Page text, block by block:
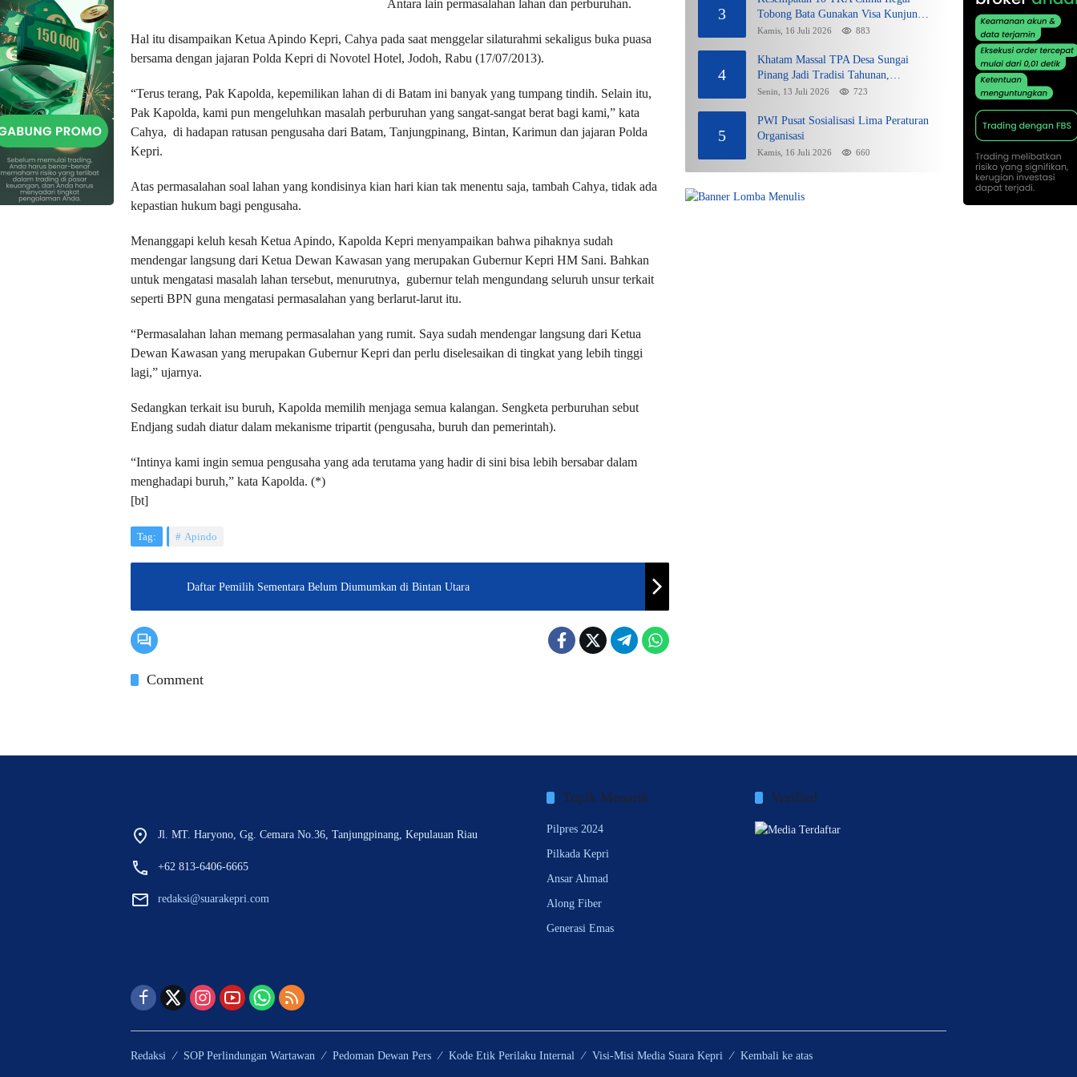
Antara lain permasalahan lahan dan perburuhan.
Hal itu disampaikan Ketua Apindo Kepri, Cahya pada saat menggelar silaturahmi sekaligus buka puasa
bersama dengan jajaran Polda Kepri di Novotel Hotel, Jodoh, Rabu (17/07/2013).
“Terus terang, Pak Kapolda, kepemilikan lahan di di Batam ini banyak yang tumpang tindih. Selain itu,
Pak Kapolda, kami pun mengeluhkan masalah perburuhan yang sangat-sangat berat bagi kami,” kata
Cahya, di hadapan ratusan pengusaha dari Batam, Tanjungpinang, Bintan, Karimun dan jajaran Polda
Kepri.
Atas permasalahan soal lahan yang kondisinya kian hari kian tak menentu saja, tambah Cahya, tidak ada
kepastian hukum bagi pengusaha.
Menanggapi keluh kesah Ketua Apindo, Kapolda Kepri menyampaikan bahwa pihaknya sudah
mendengar langsung dari Ketua Dewan Kawasan yang merupakan Gubernur Kepri HM Sani. Bahkan
untuk mengatasi masalah lahan tersebut, menurutnya, gubernur telah mengundang seluruh unsur terkait
seperti BPN guna mengatasi permasalahan yang berlarut-larut itu.
“Permasalahan lahan memang permasalahan yang rumit. Saya sudah mendengar langsung dari Ketua
Dewan Kawasan yang merupakan Gubernur Kepri dan perlu diselesaikan di tingkat yang lebih tinggi
lagi,” ujarnya.
Sedangkan terkait isu buruh, Kapolda memilih menjaga semua kalangan. Sengketa perburuhan sebut
Endjang sudah diatur dalam mekanisme tripartit (pengusaha, buruh dan pemerintah).
“Intinya kami ingin semua pengusaha yang ada terutama yang hadir di sini bisa lebih bersabar dalam
menghadapi buruh,” kata Kapolda. (*)
[bt]
Tag: Apindo
Daftar Pemilih Sementara Belum Diumumkan di Bintan Utara
Comment
3
Tobong Bata Gunakan Visa Kunjungan
dan Sikap Lunak Ditjen Imigrasi
Kamis, 16 Juli 2026 883
4
Khatam Massal TPA Desa Sungai
Pinang Jadi Tradisi Tahunan,
Wujudkan Generasi Qurani
Senin, 13 Juli 2026 723
5
PWI Pusat Sosialisasi Lima Peraturan
Organisasi
Kamis, 16 Juli 2026 660
Jl. MT. Haryono, Gg. Cemara No.36, Tanjungpinang, Kepulauan Riau
+62 813-6406-6665
redaksi@suarakepri.com
Topik Menarik
Pilpres 2024
Pilkada Kepri
Ansar Ahmad
Along Fiber
Generasi Emas
Verified
Redaksi SOP Perlindungan Wartawan Pedoman Dewan Pers Kode Etik Perilaku Internal Visi-Misi Media Suara Kepri Kembali ke atas